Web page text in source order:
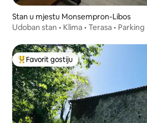
Stan u mjestu Monsempron-Libos
Udoban stan • Klima • Terasa • Parking
Glavni favorit gostiju
Favorit gostiju